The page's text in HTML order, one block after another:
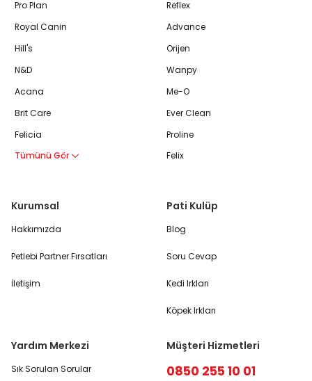
Pro Plan
Royal Canin
Hill's
N&D
Acana
Brit Care
Felicia
Tümünü Gör
Reflex
Advance
Orijen
Wanpy
Me-O
Ever Clean
Proline
Felix
Kurumsal
Hakkımızda
Petlebi Partner Fırsatları
İletişim
Pati Kulüp
Blog
Soru Cevap
Kedi Irkları
Köpek Irkları
Yardım Merkezi
Sık Sorulan Sorular
Müşteri Hizmetleri
0850 255 10 01